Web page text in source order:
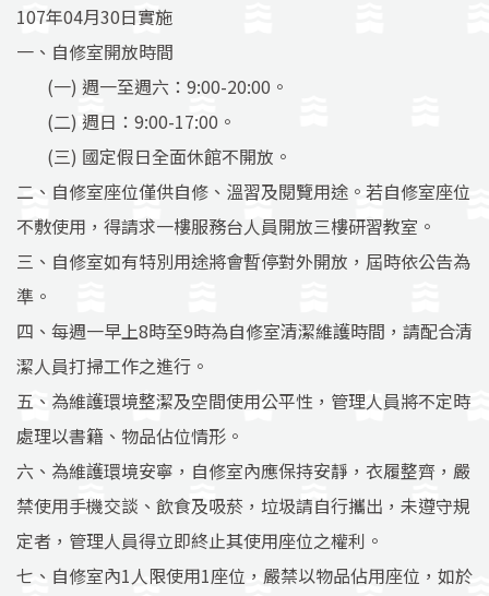
107年04月30日實施
一、自修室開放時間
(一) 週一至週六：9:00-20:00。
(二) 週日：9:00-17:00。
(三) 國定假日全面休館不開放。
二、自修室座位僅供自修、溫習及閱覽用途。若自修室座位
不敷使用，得請求一樓服務台人員開放三樓研習教室。
三、自修室如有特別用途將會暫停對外開放，屆時依公告為
準。
四、每週一早上8時至9時為自修室清潔維護時間，請配合清
潔人員打掃工作之進行。
五、為維護環境整潔及空間使用公平性，管理人員將不定時
處理以書籍、物品佔位情形。
六、為維護環境安寧，自修室內應保持安靜，衣履整齊，嚴
禁使用手機交談、飲食及吸菸，垃圾請自行攜出，未遵守規
定者，管理人員得立即終止其使用座位之權利。
七、自修室內1人限使用1座位，嚴禁以物品佔用座位，如於